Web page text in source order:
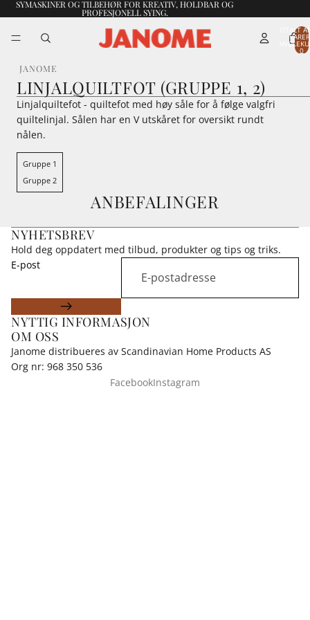
SYMASKINER OG TILBEHØR FOR KREATIV, HOLDBAR OG
PROFESJONELL SYING.
TOTALT
0
JANOME
LINJALQUILTFOT (GRUPPE 1, 2)
Linjalquiltefot - quiltefot med høy såle for å følge valgfri
quiltelinjal. Sålen har en V utskåret for oversikt rundt
nålen.
Gruppe 1
Gruppe 2
ANBEFALINGER
NYHETSBREV
Hold deg oppdatert med tilbud, produkter og tips og triks.
E-post
NYTTIG INFORMASJON
OM OSS
Janome distribueres av Scandinavian Home Products AS
Org nr: 968 350 536
FacebookInstagram